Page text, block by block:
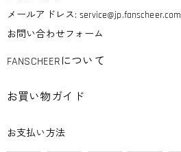
メールアドレス:service@jp.fanscheer.com
お問い合わせフォーム
FANSCHEERについて
お買い物ガイド
お支払い方法